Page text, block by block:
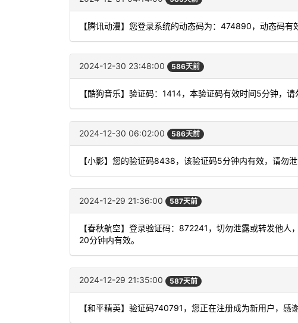
【腾讯动漫】您登录系统的动态码为：474890，动态码有
2024-12-30 23:48:00 586天前
【酷狗音乐】验证码：1414，本验证码有效时间5分钟，请
2024-12-30 06:02:00 586天前
【小影】您的验证码8438，该验证码5分钟内有效，请勿泄
2024-12-29 21:36:00 587天前
【春秋航空】登录验证码：872241，切勿泄露或转发他
20分钟内有效。
2024-12-29 21:35:00 587天前
【和平精英】验证码740791，您正在注册成为新用户，感